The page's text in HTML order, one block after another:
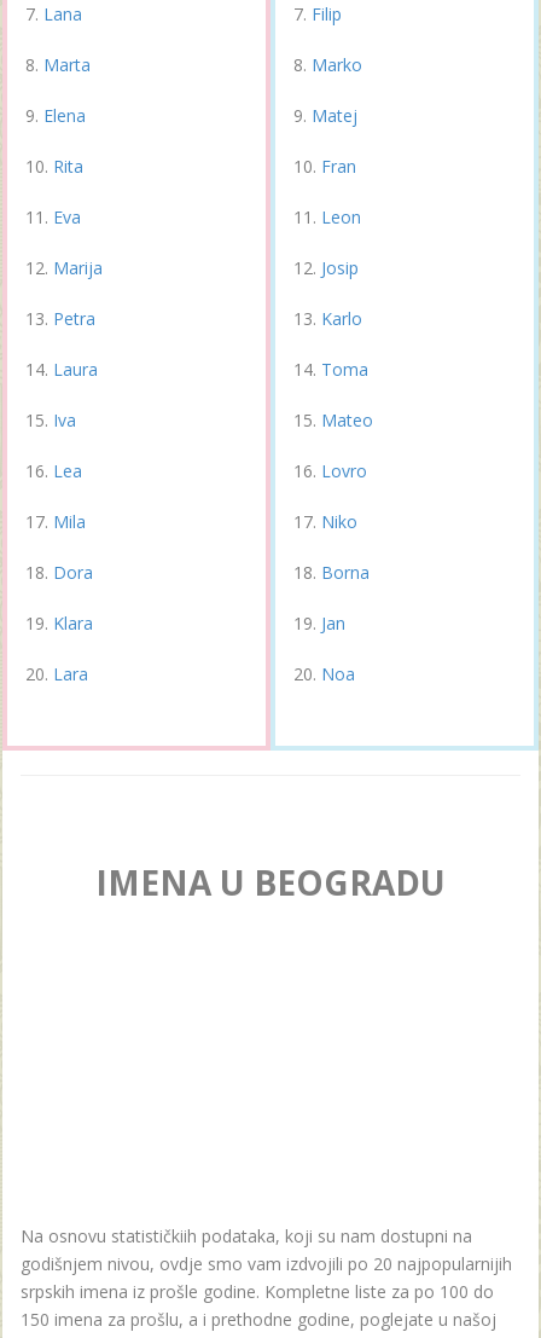
Lana
Marta
Elena
Rita
Eva
Marija
Petra
Laura
Iva
Lea
Mila
Dora
Klara
Lara
Filip
Marko
Matej
Fran
Leon
Josip
Karlo
Toma
Mateo
Lovro
Niko
Borna
Jan
Noa
IMENA U BEOGRADU
Na osnovu statističkiih podataka, koji su nam dostupni na
godišnjem nivou, ovdje smo vam izdvojili po 20 najpopularnijih
srpskih imena iz prošle godine. Kompletne liste za po 100 do
150 imena za prošlu, a i prethodne godine, poglejate u našoj